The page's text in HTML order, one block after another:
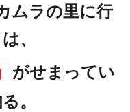
ムラの里に行
、
がせまってい
。